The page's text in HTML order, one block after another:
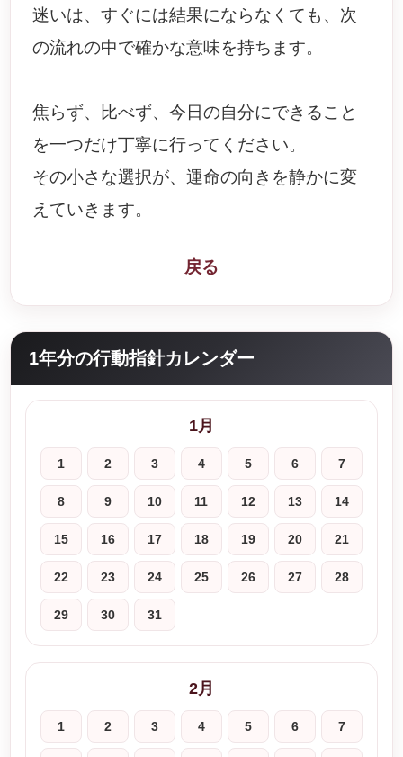
迷いは、すぐには結果にならなくても、次
の流れの中で確かな意味を持ちます。
焦らず、比べず、今日の自分にできること
を一つだけ丁寧に行ってください。
その小さな選択が、運命の向きを静かに変
えていきます。
戻る
1年分の行動指針カレンダー
1月
1 2 3 4 5 6 7
8 9 10 11 12 13 14
15 16 17 18 19 20 21
22 23 24 25 26 27 28
29 30 31
2月
1 2 3 4 5 6 7